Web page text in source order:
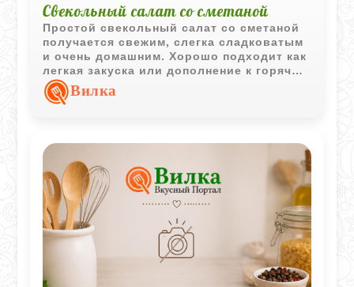
Свекольный салат со сметаной
Простой свекольный салат со сметаной
получается свежим, слегка сладковатым
и очень домашним. Хорошо подходит как
легкая закуска или дополнение к горячим
блюдам.Вилка